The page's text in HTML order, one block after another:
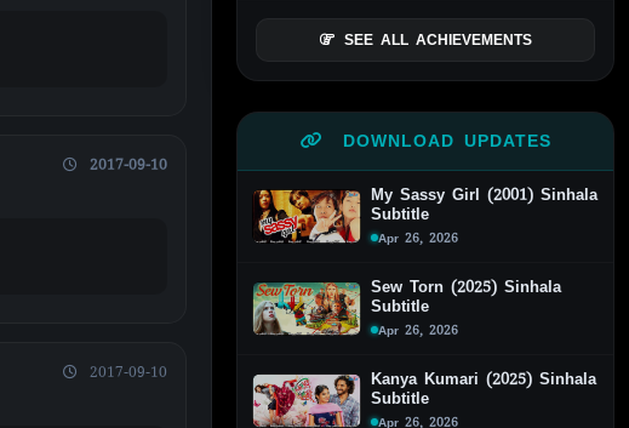
2017-09-10
2017-09-10
SEE ALL ACHIEVEMENTS
DOWNLOAD UPDATES
My Sassy Girl (2001) Sinhala
Subtitle
Apr 26, 2026
Sew Torn (2025) Sinhala
Subtitle
Apr 26, 2026
Kanya Kumari (2025) Sinhala
Subtitle
Apr 26, 2026